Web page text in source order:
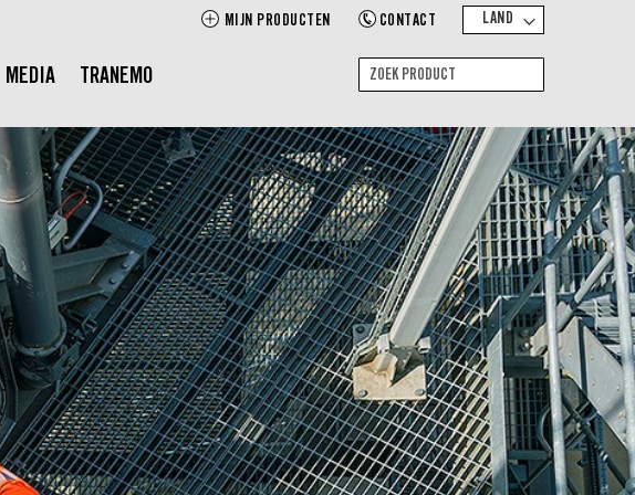
MIJN PRODUCTEN CONTACT LAND
MEDIA TRANEMO